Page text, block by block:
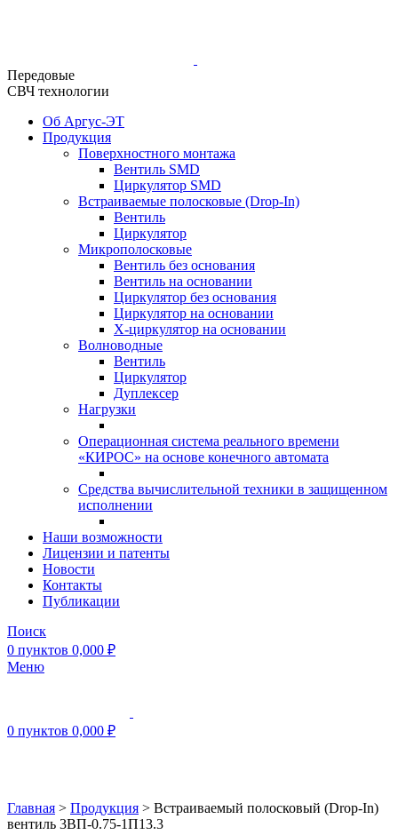
Передовые
СВЧ технологии
Об Аргус-ЭТ
Продукция
Поверхностного монтажа
Вентиль SMD
Циркулятор SMD
Встраиваемые полосковые (Drop-In)
Вентиль
Циркулятор
Микрополосковые
Вентиль без основания
Вентиль на основании
Циркулятор без основания
Циркулятор на основании
Х-циркулятор на основании
Волноводные
Вентиль
Циркулятор
Дуплексер
Нагрузки
Операционная система реального времени
«КИРОС» на основе конечного автомата
Средства вычислительной техники в защищенном
исполнении
Наши возможности
Лицензии и патенты
Новости
Контакты
Публикации
Поиск
0 пунктов 0,000 ₽
Меню
0 пунктов 0,000 ₽
Главная > Продукция > Встраиваемый полосковый (Drop-In)
вентиль 3ВП-0.75-1П13.3